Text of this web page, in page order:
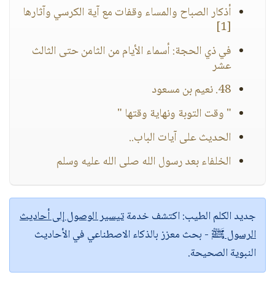
أذكار الصباح والمساء وقفات مع آية الكرسي وآثارها
[1]
في ذي الحجة: أسماء الأيام من الثامن حتى الثالث
عشر
48. نعيم بن مسعود
" وقت التوبة ونهاية وقتها "
الحديث على آيات الباب..
الخلفاء بعد رسول الله صلى الله عليه وسلم
جديد الكلم الطيب:اكتشف خدمةتيسير الوصول إلى أحاديث
الرسول ﷺ - بحث معزز بالذكاء الاصطناعي في الأحاديث
النبوية الصحيحة.